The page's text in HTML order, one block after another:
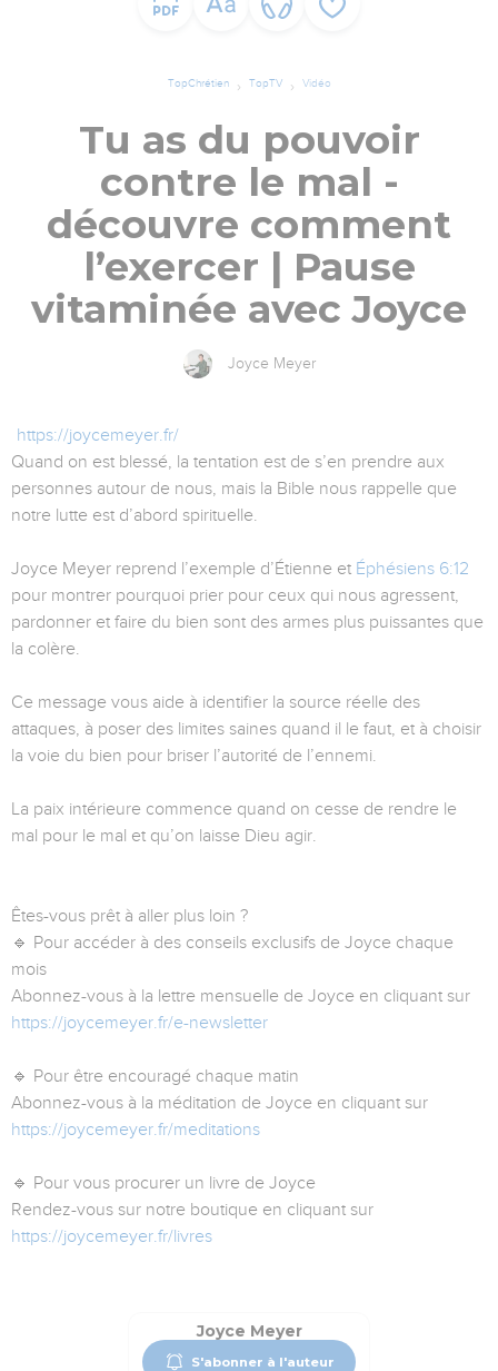
TopChrétien TopTV Vidéo
Tu as du pouvoir
contre le mal -
découvre comment
l’exercer | Pause
vitaminée avec Joyce
Joyce Meyer
https://joycemeyer.fr/
Quand on est blessé, la tentation est de s’en prendre aux
personnes autour de nous, mais la Bible nous rappelle que
notre lutte est d’abord spirituelle.
Joyce Meyer reprend l’exemple d’Étienne et Éphésiens 6:12
pour montrer pourquoi prier pour ceux qui nous agressent,
pardonner et faire du bien sont des armes plus puissantes que
la colère.
Ce message vous aide à identifier la source réelle des
attaques, à poser des limites saines quand il le faut, et à choisir
la voie du bien pour briser l’autorité de l’ennemi.
La paix intérieure commence quand on cesse de rendre le
mal pour le mal et qu’on laisse Dieu agir.
Êtes-vous prêt à aller plus loin ?
🔹 Pour accéder à des conseils exclusifs de Joyce chaque
mois
Abonnez-vous à la lettre mensuelle de Joyce en cliquant sur
https://joycemeyer.fr/e-newsletter
🔹 Pour être encouragé chaque matin
Abonnez-vous à la méditation de Joyce en cliquant sur
https://joycemeyer.fr/meditations
🔹 Pour vous procurer un livre de Joyce
Rendez-vous sur notre boutique en cliquant sur
https://joycemeyer.fr/livres
Joyce Meyer
S'abonner à l'auteur